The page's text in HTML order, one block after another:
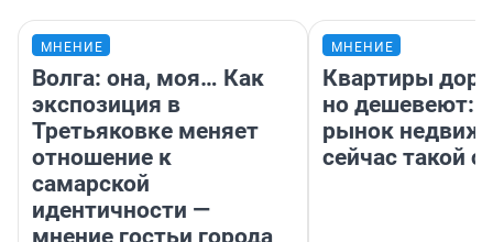
МНЕНИЕ
Волга: она, моя… Как
экспозиция в
Третьяковке меняет
отношение к
самарской
идентичности —
МНЕНИЕ
Квартиры
но дешевеют:
рынок
сейчас такой